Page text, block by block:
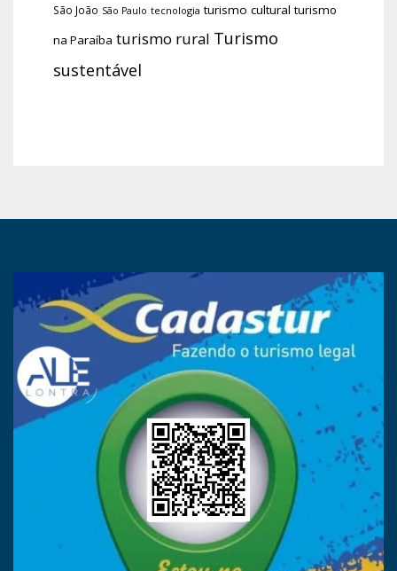
São João São Paulo tecnologia turismo cultural turismo
na Paraíba turismo rural Turismo
sustentável